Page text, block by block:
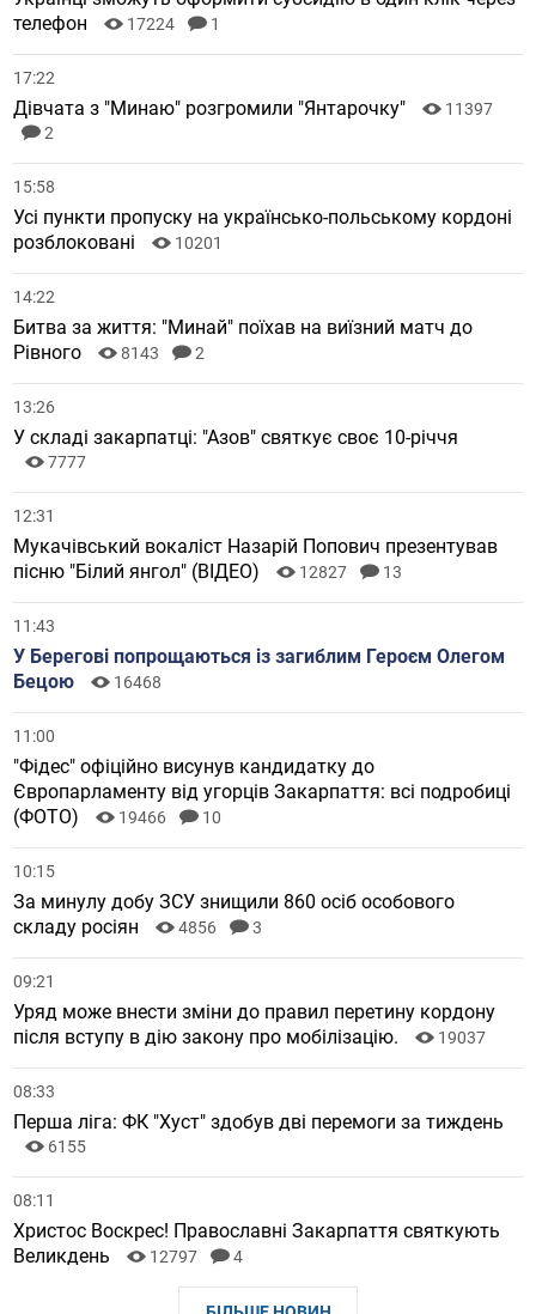
телефон
17224 1
17:22
Дівчата з "Минаю" розгромили "Янтарочку"
11397
2
15:58
Усі пункти пропуску на українсько-польському кордоні
розблоковані
10201
14:22
Битва за життя: "Минай" поїхав на виїзний матч до
Рівного
8143 2
13:26
У складі закарпатці: "Азов" святкує своє 10-річчя
7777
12:31
Мукачівський вокаліст Назарій Попович презентував
пісню "Білий янгол" (ВІДЕО)
12827 13
11:43
У Берегові попрощаються із загиблим Героєм Олегом
Бецою
16468
11:00
"Фідес" офіційно висунув кандидатку до
Європарламенту від угорців Закарпаття: всі подробиці
(ФОТО)
19466 10
10:15
За минулу добу ЗСУ знищили 860 осіб особового
складу росіян
4856 3
09:21
Уряд може внести зміни до правил перетину кордону
після вступу в дію закону про мобілізацію.
19037
08:33
Перша ліга: ФК "Хуст" здобув дві перемоги за тиждень
6155
08:11
Христос Воскрес! Православні Закарпаття святкують
Великдень
12797 4